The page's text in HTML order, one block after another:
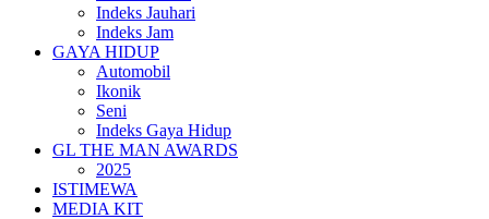
Indeks Jauhari
Indeks Jam
GAYA HIDUP
Automobil
Ikonik
Seni
Indeks Gaya Hidup
GL THE MAN AWARDS
2025
ISTIMEWA
MEDIA KIT